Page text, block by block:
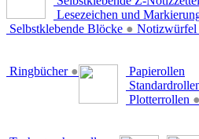
Lesezeichen und
Selbstklebende Blöcke ● Notizwürfel
Ringbücher ●
Papierollen
Plotterrollen ●